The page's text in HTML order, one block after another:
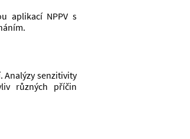
aplikací NPPV s
senzitivity
různých příčin